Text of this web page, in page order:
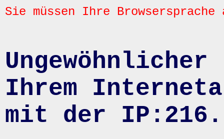
Sie müssen Ihre
Ihrem
mit der